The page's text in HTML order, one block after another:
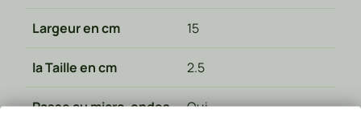
Largeur en cm 15
la Taille en cm 2.5
Passe au micro-ondes Oui